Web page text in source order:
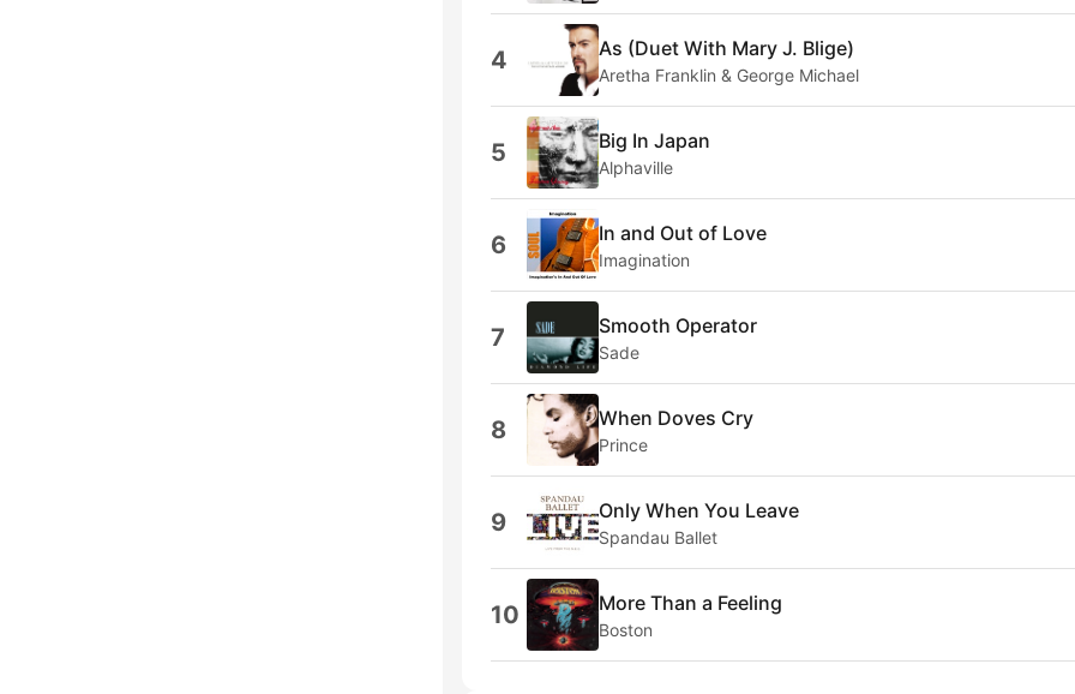
4 As (Duet With Mary J. Blige)
Aretha Franklin & George Michael
5 Big In Japan
Alphaville
6 In and Out of Love
Imagination
7 Smooth Operator
Sade
8 When Doves Cry
Prince
9 Only When You Leave
Spandau Ballet
10 More Than a Feeling
Boston